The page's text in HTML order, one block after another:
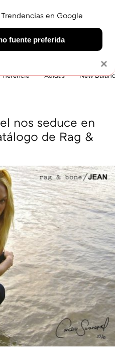
GASTRO SNEAKERS
herencia Adidas New
nos seduce en
de Rag &
×
en Google
fuente preferida